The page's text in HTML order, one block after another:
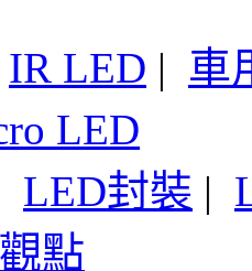
IR LED | 車
LED
LED封裝 |
點